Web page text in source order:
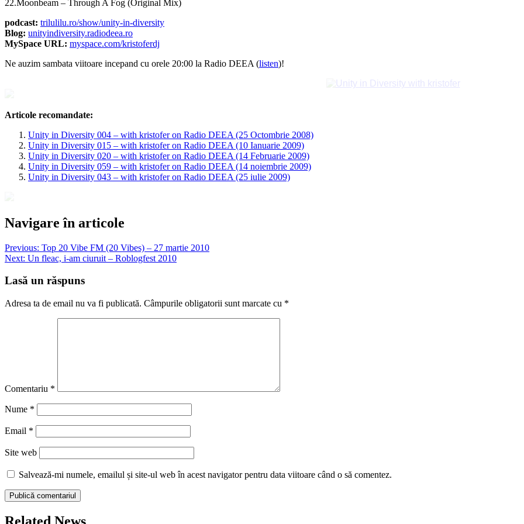
22.Moonbeam – Through A Fog (Original Mix)
podcast: trilulilu.ro/show/unity-in-diversity
Blog: unityindiversity.radiodeea.ro
MySpace URL: myspace.com/kristoferdj
Ne auzim sambata viitoare incepand cu orele 20:00 la Radio DEEA (listen)!
Articole recomandate:
Unity in Diversity 004 – with kristofer on Radio DEEA (25 Octombrie 2008)
Unity in Diversity 015 – with kristofer on Radio DEEA (10 Ianuarie 2009)
Unity in Diversity 020 – with kristofer on Radio DEEA (14 Februarie 2009)
Unity in Diversity 059 – with kristofer on Radio DEEA (14 noiembrie 2009)
Unity in Diversity 043 – with kristofer on Radio DEEA (25 iulie 2009)
Navigare în articole
Previous: Top 20 Vibe FM (20 Vibes) – 27 martie 2010
Next: Un fleac, i-am ciuruit – Roblogfest 2010
Lasă un răspuns
Adresa ta de email nu va fi publicată. Câmpurile obligatorii sunt marcate cu *
Comentariu *
Nume *
Email *
Site web
Salvează-mi numele, emailul și site-ul web în acest navigator pentru data viitoare când o să comentez.